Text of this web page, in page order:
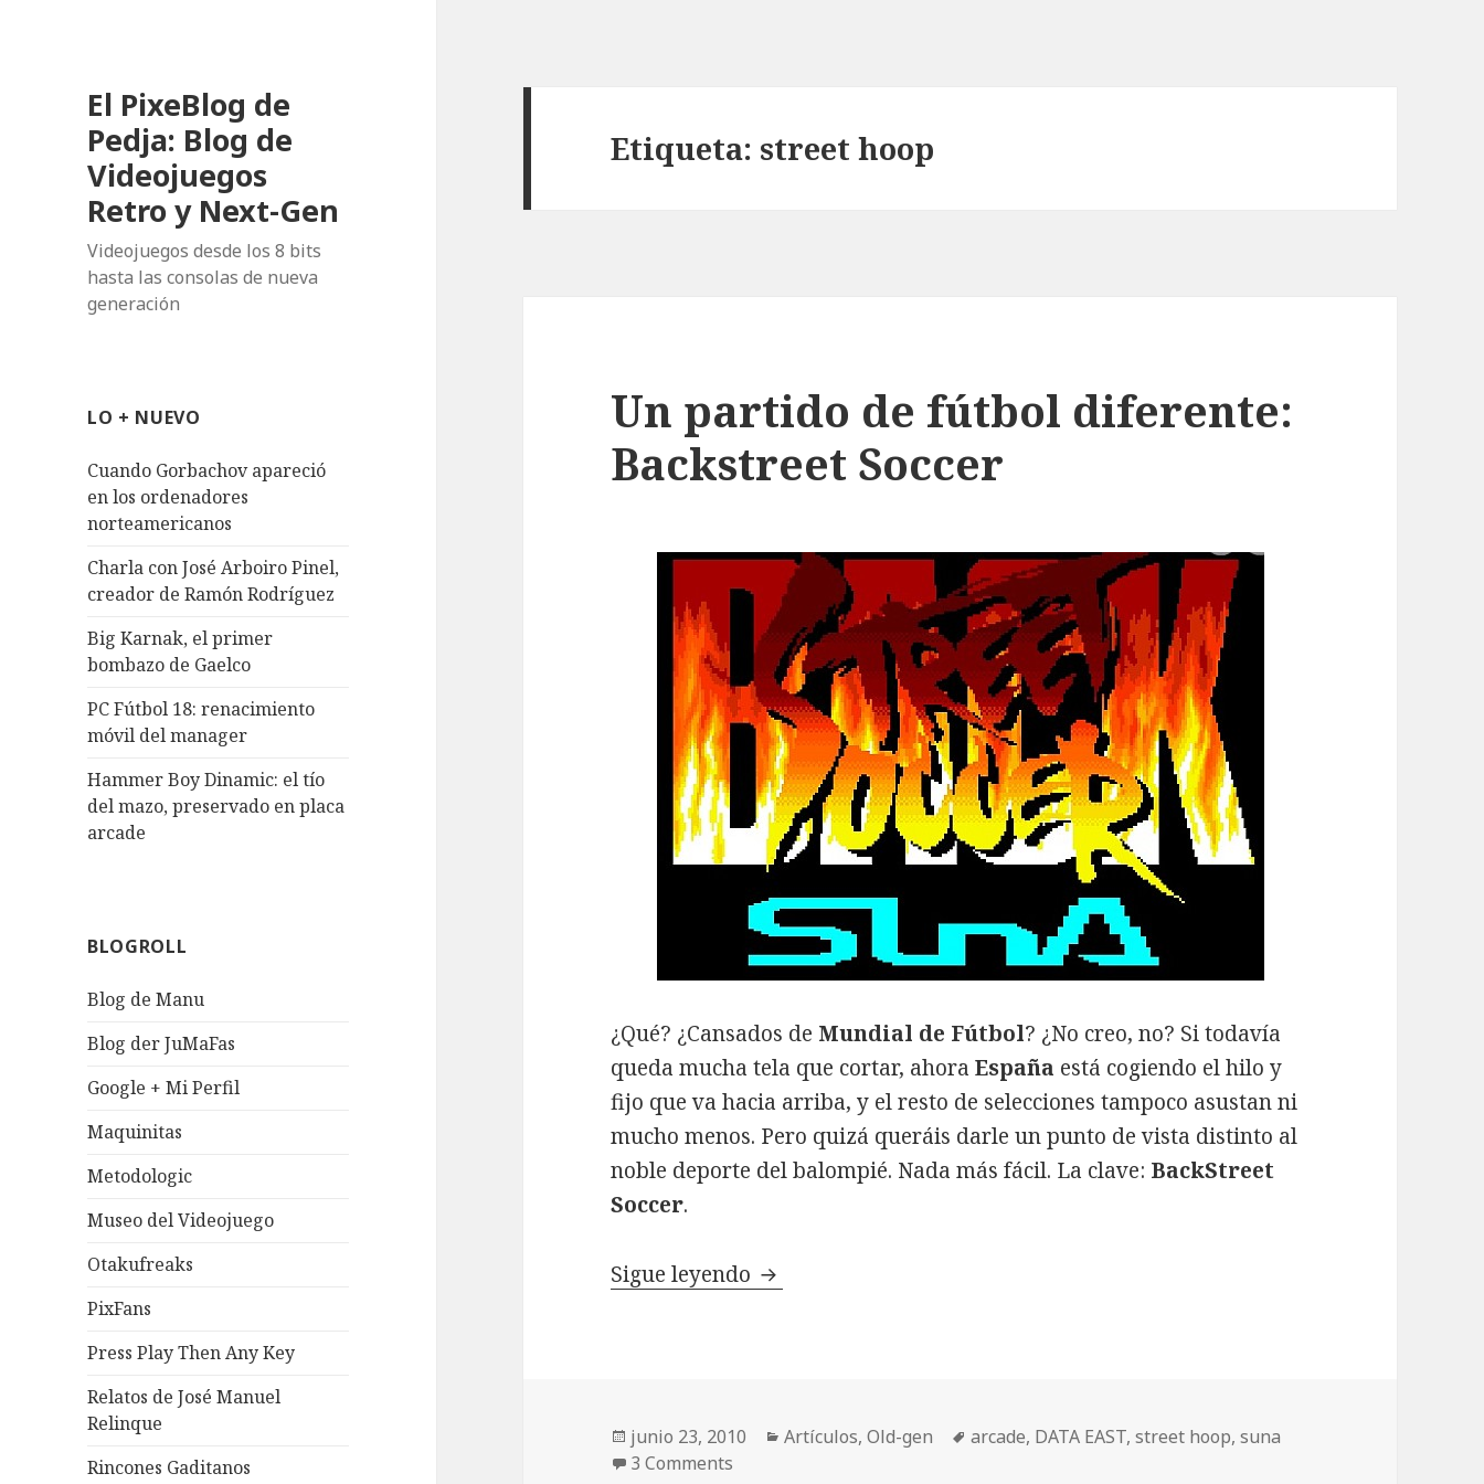
El PixeBlog de
Pedja: Blog de
Videojuegos
Retro y Next-Gen
Videojuegos desde los 8 bits
hasta las consolas de nueva
generación
LO + NUEVO
Cuando Gorbachov apareció
en los ordenadores
norteamericanos
Charla con José Arboiro Pinel,
creador de Ramón Rodríguez
Big Karnak, el primer
bombazo de Gaelco
PC Fútbol 18: renacimiento
móvil del manager
Hammer Boy Dinamic: el tío
del mazo, preservado en placa
arcade
BLOGROLL
Blog de Manu
Blog der JuMaFas
Google + Mi Perfil
Maquinitas
Metodologic
Museo del Videojuego
Otakufreaks
PixFans
Press Play Then Any Key
Relatos de José Manuel
Relinque
Rincones Gaditanos
Etiqueta: street hoop
Un partido de fútbol diferente:
Backstreet Soccer
¿Qué? ¿Cansados de Mundial de Fútbol? ¿No creo, no? Si todavía
queda mucha tela que cortar, ahoraEspaña está cogiendo el hilo y
fijo que va hacia arriba, y el resto de selecciones tampoco asustan ni
mucho menos. Pero quizá queráis darle un punto de vista distinto al
noble deporte del balompié. Nada más fácil. La clave: BackStreet
Soccer.
Sigue leyendo Un partido de fútbol diferente: Backstreet Soccer
Publicado
el
junio 23, 2010 Categorías
Artículos,Old-gen Etiquetas
arcade, DATA EAST,street hoop,suna
3 Comments